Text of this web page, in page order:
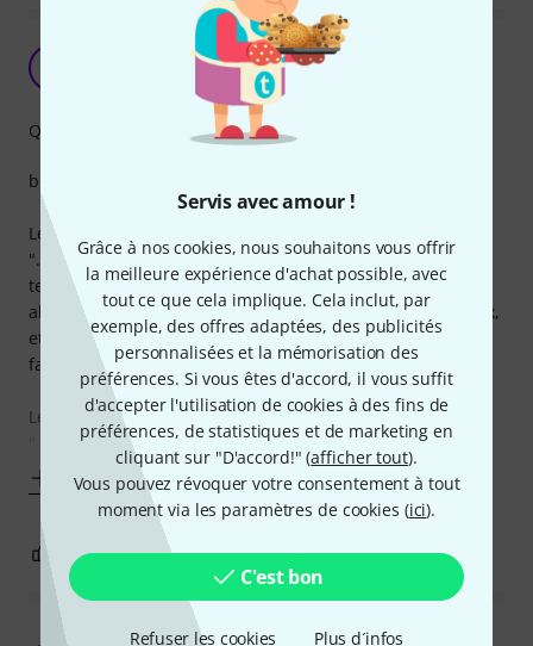
Servis avec amour !
Grâce à nos cookies, nous souhaitons vous offrir
la meilleure expérience d'achat possible, avec
tout ce que cela implique. Cela inclut, par
exemple, des offres adaptées, des publicités
personnalisées et la mémorisation des
préférences. Si vous êtes d'accord, il vous suffit
d'accepter l'utilisation de cookies à des fins de
préférences, de statistiques et de marketing en
cliquant sur "D'accord!" (afficher tout).
Vous pouvez révoquer votre consentement à tout
moment via les paramètres de cookies (ici).
C'est bon
Refuser les cookies Plus d´infos
euh, faut évaluer ça ? Sérieux ? ...
Patcho 05.10.2013
bon, d'accord, je m'y colle... sûr ? d'accord, je me lance :
Les plus :
"... alors c'est une mousse... que quand qu' t'a du vent qui
te souffle sur les micros de ton plateau, ben c'est pô bien,
alors tu mets une mousse dessus tes micros, et s'est mieux,
et que le vent tu l'entends beaucoup moins dedans ta
façade..."
Les moins :
"... y'a pas
Afficher plus
Qualité de fabrication
28 13 SIGNALER L'ÉVALUATION
Une bonnette bon marché qui s'adapte sur des